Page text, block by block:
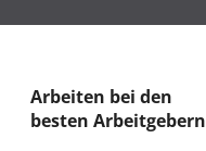
Arbeiten bei den
besten Arbeitgebern